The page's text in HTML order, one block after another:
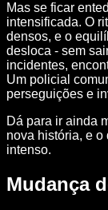
Mas se ficar
intensificada. O
densos, e o
desloca - sem
incidentes,
Um policial
perseguições e
Dá para ir ainda
nova história, e
intenso.
Mudança